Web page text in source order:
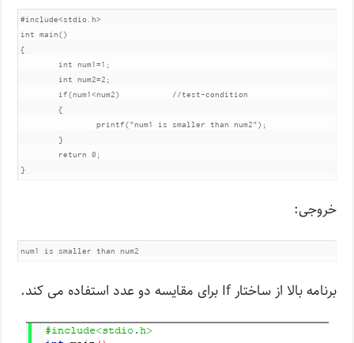
#include<stdio.h>
int main()
{
	{
		printf("num1 is smaller than num2");
}
خروجی:
برنامه بالا از ساختار If برای مقایسه دو عدد استفاده می کند.